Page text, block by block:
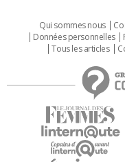
Qui sommes nous
Données personnelles
Tous les articles